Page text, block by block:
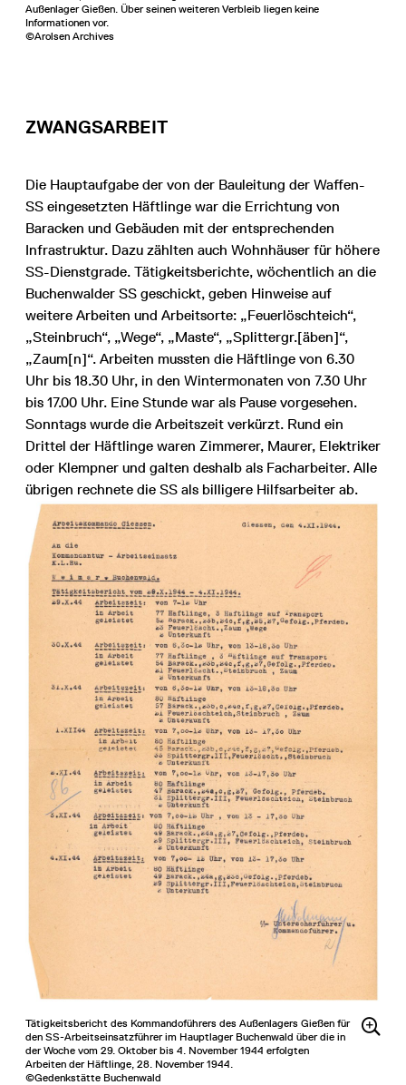
Außenlager Gießen. Über seinen weiteren Verbleib liegen keine
Informationen vor.
©Arolsen Archives
ZWANGSARBEIT
Die Hauptaufgabe der von der Bauleitung der Waffen-
SS eingesetzten Häftlinge war die Errichtung von
Baracken und Gebäuden mit der entsprechenden
Infrastruktur. Dazu zählten auch Wohnhäuser für höhere
SS-Dienstgrade. Tätigkeitsberichte, wöchentlich an die
Buchenwalder SS geschickt, geben Hinweise auf
weitere Arbeiten und Arbeitsorte: „Feuerlöschteich“,
„Steinbruch“, „Wege“, „Maste“, „Splittergr.[äben]“,
„Zaum[n]“. Arbeiten mussten die Häftlinge von 6.30
Uhr bis 18.30 Uhr, in den Wintermonaten von 7.30 Uhr
bis 17.00 Uhr. Eine Stunde war als Pause vorgesehen.
Sonntags wurde die Arbeitszeit verkürzt. Rund ein
Drittel der Häftlinge waren Zimmerer, Maurer, Elektriker
oder Klempner und galten deshalb als Facharbeiter. Alle
übrigen rechnete die SS als billigere Hilfsarbeiter ab.
Tätigkeitsbericht des Kommandoführers des Außenlagers Gießen für
den SS-Arbeitseinsatzführer im Hauptlager Buchenwald über die in
der Woche vom 29. Oktober bis 4. November 1944 erfolgten
Arbeiten der Häftlinge, 28. November 1944.
©Gedenkstätte Buchenwald